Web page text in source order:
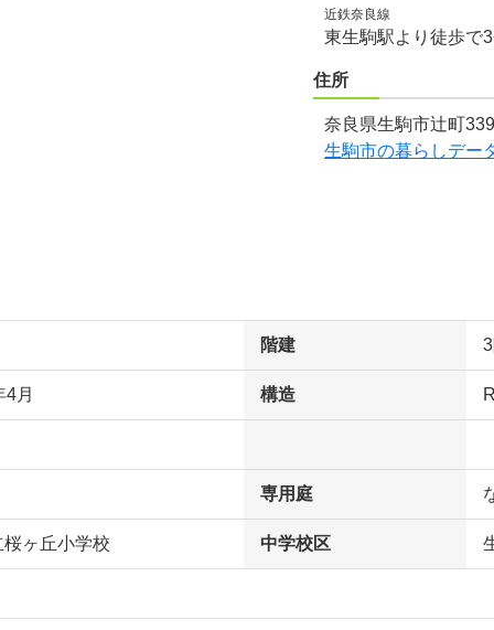
近鉄奈良線
東生駒駅より徒歩で
住所
奈良県生駒市辻町
生駒市の暮らしデー
階建
4月 構造
専用庭
ヶ丘小学校 中学校区